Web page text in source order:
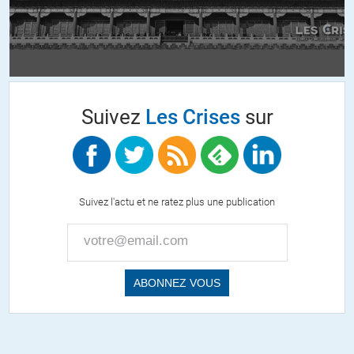
Allez vous renseigner sur Internet et montez vos petits serveurs
chez vous, cela foisonne de tutoriels ; et il n’y aura plus de
alternative à YouTube & consorts ; mais il faut s’en donner les
moyens financiers & techniques.
+11
Eleuthère Qwark//24.11.2017 à 17h34
Je ne participerai plus aux commentaires de ce site (les articles
restent fondamentaux, merci).
Suivez Les Crisessur
Suivez l'actu et ne ratez plus une publication